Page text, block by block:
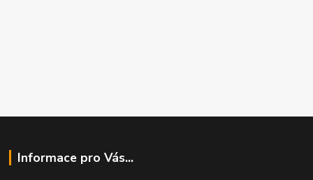
Informace pro Vás...